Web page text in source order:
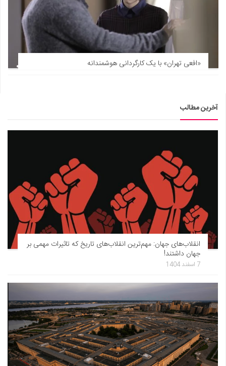
«افعی تهران» با یک کارگردانی هوشمندانه
آخرین مطالب
انقلاب‌های جهان: مهم‌ترین انقلاب‌های تاریخ که تاثیرات مهمی بر
جهان داشتند!
7 اسفند 1404